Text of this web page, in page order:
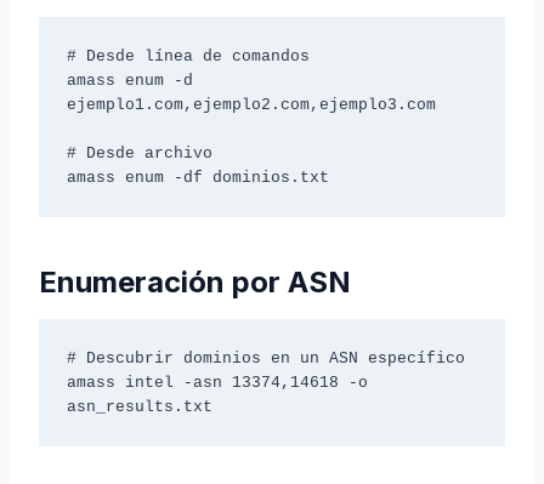
# Desde línea de comandos
amass enum -d
ejemplo1.com,ejemplo2.com,ejemplo3.com
# Desde archivo
amass enum -df dominios.txt
Enumeración por ASN
# Descubrir dominios en un ASN específico
amass intel -asn 13374,14618 -o
asn_results.txt